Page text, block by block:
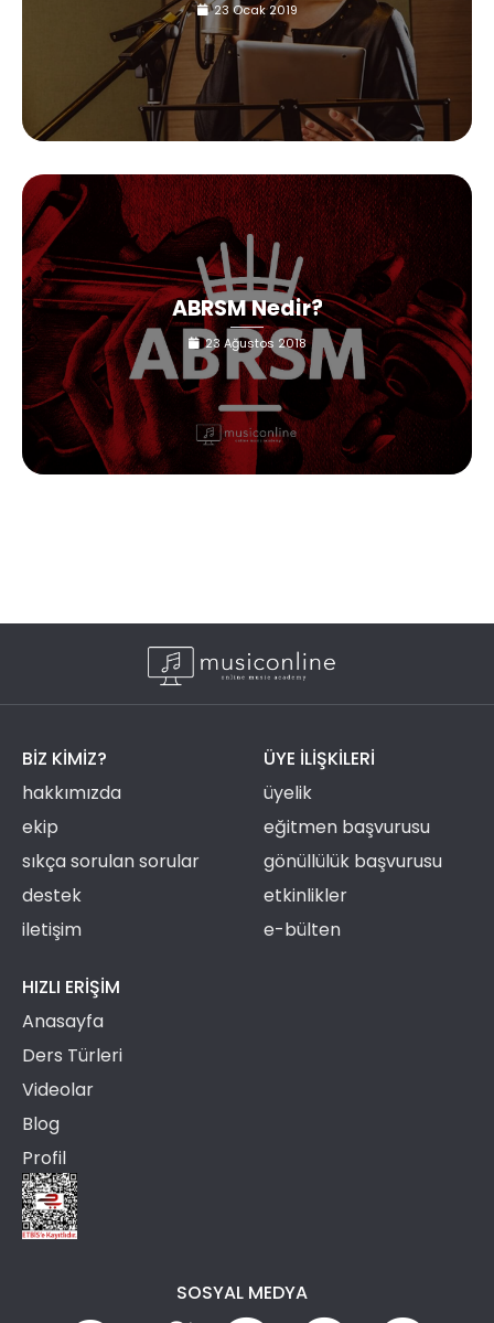
23 Ocak 2019
ABRSM Nedir?
23 Ağustos 2018
BIZ KIMIZ?
hakkımızda
ekip
sıkça sorulan sorular
destek
iletişim
ÜYE ILIŞKILERI
üyelik
eğitmen başvurusu
gönüllülük başvurusu
etkinlikler
e-bülten
HIZLI ERIŞIM
Anasayfa
Ders Türleri
Videolar
Blog
Profil
SOSYAL MEDYA